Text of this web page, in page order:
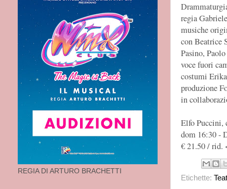
regia
musiche
con Beatrice
Pasino,
voce fuori
costumi
produzione
in
Elfo Puccini,
dom 16:30 -
€ 21.50 / rid.
Etichette:
REGIA DI ARTURO BRACHETTI